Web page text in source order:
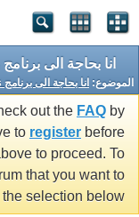
انا بحاجة الى برنامج Map widow Gis
الموضوع: انا بحاجة الى برنامج Map widow Gis
out the FAQ by
to register before
to proceed. To
that you want to
selection below.